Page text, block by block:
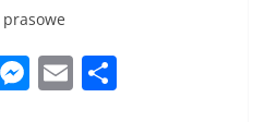
prasowe
M E